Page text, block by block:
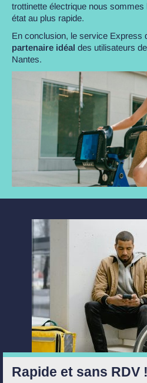
trottinette électrique nous
état au plus rapide.
En conclusion, le service Express
partenaire idéal des utilisateurs
Nantes.
Rapide et sans RDV !